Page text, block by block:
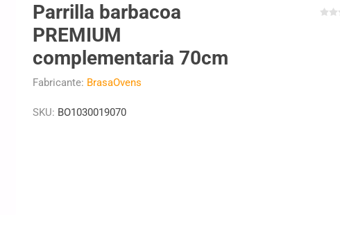
Parrilla barbacoa
PREMIUM
complementaria 70cm
Fabricante: BrasaOvens
SKU: BO1030019070